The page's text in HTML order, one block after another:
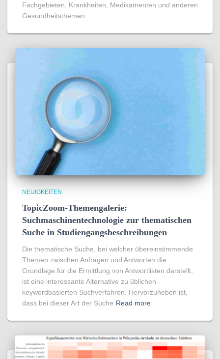
Fachgebieten, Krankheiten, Medikamenten und anderen
Gesundheitsthemen
NEUIGKEITEN
TopicZoom-Themengalerie:
Suchmaschinentechnologie zur thematischen
Suche in Studiengangsbeschreibungen
Die thematische Suche, bei welcher übereinstimmende
Themen zwischen Anfragen und Antworten die
Grundlage für die Ermittlung von Antwortlisten darstellt,
ist eine interessante Alternative zu üblichen
keywordbasierten Suchverfahren. Hervorzuheben ist,
dass bei dieser Art der Suche Read more